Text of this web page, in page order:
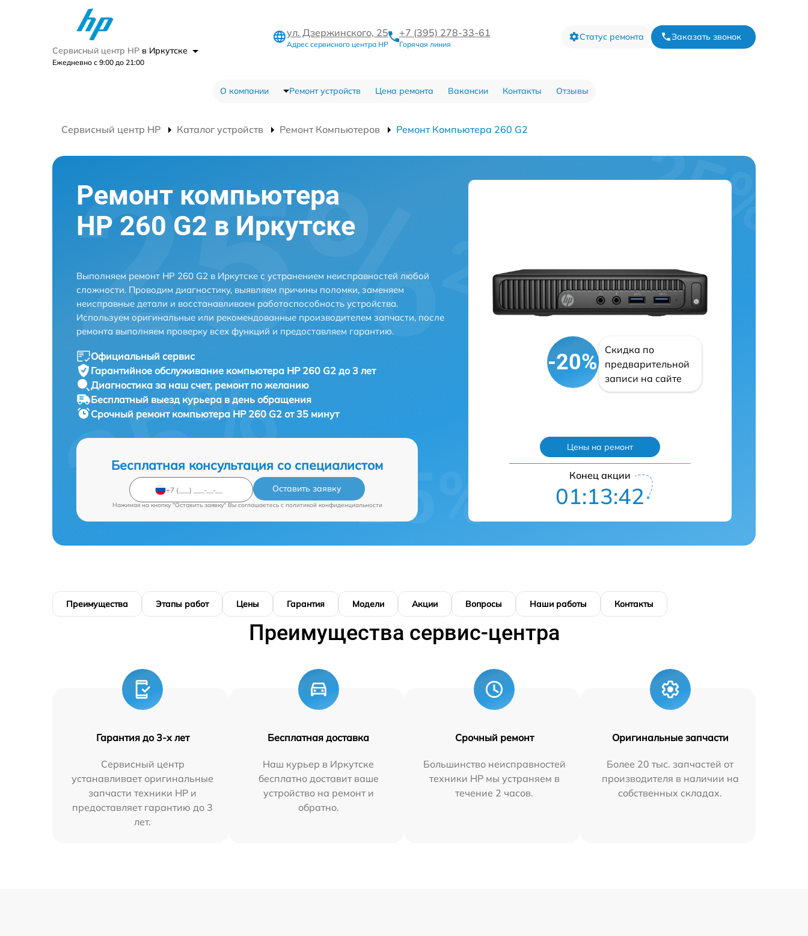
Сервисный центр HP в Иркутске
Ежедневно с 9:00 до 21:00
ул. Дзержинского, 25
Адрес сервисного центра HP
+7 (395) 278-33-61
Горячая линия
Статус ремонта Заказать звонок
О компании Ремонт устройств Цена ремонта Вакансии Контакты Отзывы
Сервисный центр HP Каталог устройств Ремонт Компьютеров Ремонт Компьютера 260 G2
Ремонт компьютера
HP 260 G2 в Иркутске
Выполняем ремонт HP 260 G2 в Иркутске с устранением неисправностей любой
сложности. Проводим диагностику, выявляем причины поломки, заменяем
неисправные детали и восстанавливаем работоспособность устройства.
Используем оригинальные или рекомендованные производителем запчасти, после
ремонта выполняем проверку всех функций и предоставляем гарантию.
Официальный сервис
Гарантийное обслуживание компьютера HP 260 G2 до 3 лет
Диагностика за наш счет, ремонт по желанию
Бесплатный выезд курьера в день обращения
Срочный ремонт компьютера HP 260 G2 от 35 минут
Бесплатная консультация со специалистом
Оставить заявку
Нажимая на кнопку "Оставить заявку" Вы соглашаетесь c политикой конфиденциальности
-20%
Скидка по
предварительной
записи на сайте
Цены на ремонт
Конец акции
01:13:42
Преимущества Этапы работ Цены Гарантия Модели Акции Вопросы Наши работы Контакты
Преимущества сервис-центра
Гарантия до 3-х лет
Сервисный центр
устанавливает оригинальные
запчасти техники HP и
предоставляет гарантию до 3
лет.
Бесплатная доставка
Наш курьер в Иркутске
бесплатно доставит ваше
устройство на ремонт и
обратно.
Срочный ремонт
Большинство неисправностей
техники HP мы устраняем в
течение 2 часов.
Оригинальные запчасти
Более 20 тыс. запчастей от
производителя в наличии на
собственных складах.